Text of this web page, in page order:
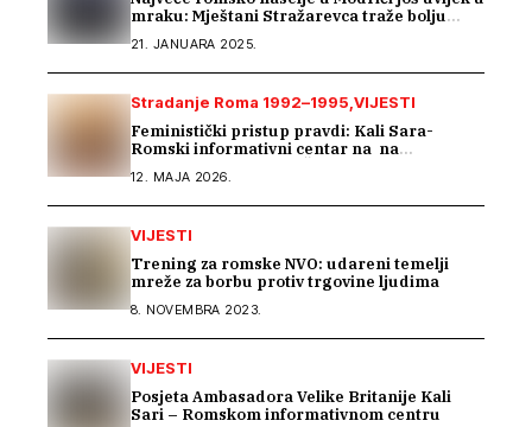
mraku: Mještani Stražarevca traže bolju
21. JANUARA 2025.
Stradanje Roma 1992–1995 VIJESTI
Feministički pristup pravdi: Kali Sara-
Romski informativni centar na na
12. MAJA 2026.
VIJESTI
Trening za romske NVO: udareni temelji
mreže za borbu protiv trgovine ljudima
8. NOVEMBRA 2023.
VIJESTI
Posjeta Ambasadora Velike Britanije Kali
Sari – Romskom informativnom centru